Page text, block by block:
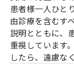
患者様一人ひと
由診療を含むす
説明とともに、
重視しています
したら、遠慮な